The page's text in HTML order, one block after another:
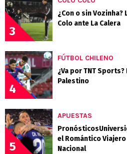
3
¿Con o sin
Colo ante La Calera
4
FÚTBOL CHILENO
¿Va por TNT Sports?
Palestino
5
APUESTAS
el Romántico
Nacional